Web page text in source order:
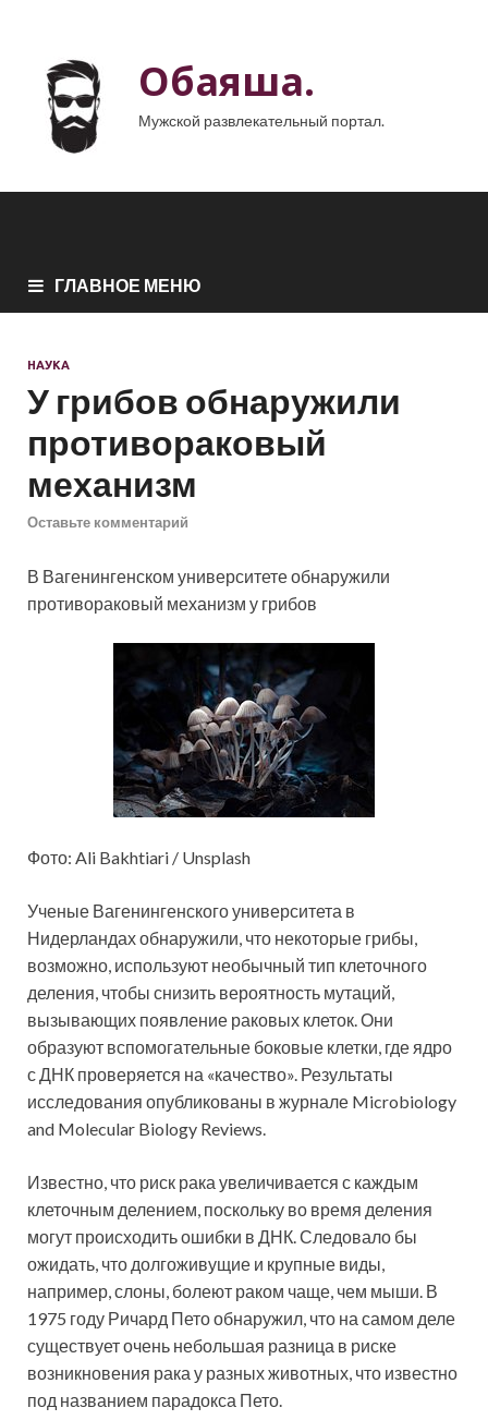
Обаяша.
Мужской развлекательный портал.
ГЛАВНОЕ МЕНЮ
НАУКА
У грибов обнаружили
противораковый
механизм
Оставьте комментарий
В Вагенингенском университете обнаружили
противораковый механизм у грибов
Фото: Ali Bakhtiari / Unsplash
Ученые Вагенингенского университета в
Нидерландах обнаружили, что некоторые грибы,
возможно, используют необычный тип клеточного
деления, чтобы снизить вероятность мутаций,
вызывающих появление раковых клеток. Они
образуют вспомогательные боковые клетки, где ядро
с ДНК проверяется на «качество». Результаты
исследования опубликованы в журнале Microbiology
and Molecular Biology Reviews.
Известно, что риск рака увеличивается с каждым
клеточным делением, поскольку во время деления
могут происходить ошибки в ДНК. Следовало бы
ожидать, что долгоживущие и крупные виды,
например, слоны, болеют раком чаще, чем мыши. В
1975 году Ричард Пето обнаружил, что на самом деле
существует очень небольшая разница в риске
возникновения рака у разных животных, что известно
под названием парадокса Пето.